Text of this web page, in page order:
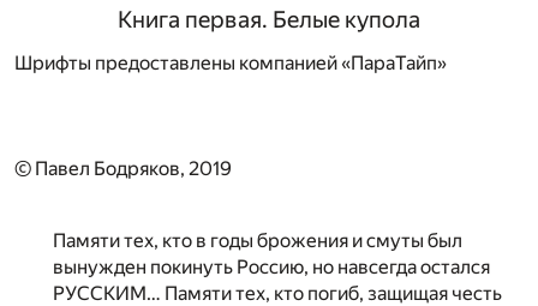
Книга первая. Белые купола
Шрифты предоставлены компанией «ПараТайп»
© Павел Бодряков, 2019
Памяти тех, кто в годы брожения и смуты был
вынужден покинуть Россию, но навсегда остался
РУССКИМ… Памяти тех, кто погиб, защищая честь